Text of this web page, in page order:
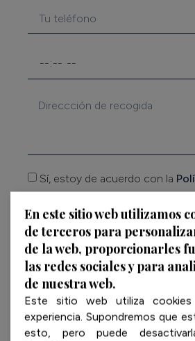
Sí, estoy de acuerdo con la
CONTÁCTANOS
En este sitio web utilizamos
de terceros para
de la web, proporcionarles
las redes sociales y para
de nuestra web.
Este sitio web utiliza
experiencia. Supondremos que
esto, pero puede